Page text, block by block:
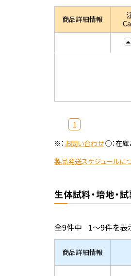
商品詳細情報
1
※： お問い合わせ○：在庫
製品発送スケジュールに
生体試料・培地・試
全9件中 1～9件を表
商品詳細情報